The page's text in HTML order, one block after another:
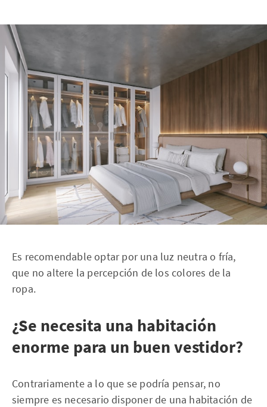
Es recomendable optar por una luz neutra o fría,
que no altere la percepción de los colores de la
ropa.
¿Se necesita una habitación
enorme para un buen vestidor?
Contrariamente a lo que se podría pensar, no
siempre es necesario disponer de una habitación de